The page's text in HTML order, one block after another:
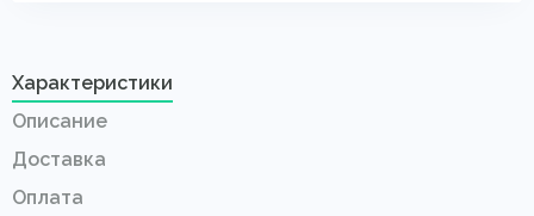
Характеристики
Описание
Доставка
Оплата